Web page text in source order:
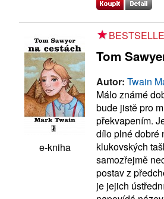
e-kniha
Tom
Autor: Twain
Málo známé
bude jistě pro
překvapením.
dílo plné dobré
klukovských
samozřejmě
postav z
je jejich